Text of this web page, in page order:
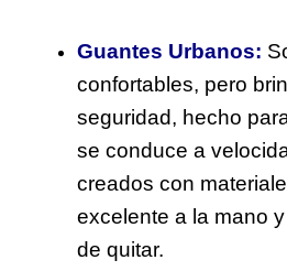
Guantes Urbanos:
confortables, pero
seguridad, hecho
se conduce a
creados con
excelente a la mano
de quitar.